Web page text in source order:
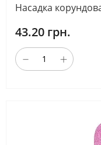
Насадка
43.20 грн.